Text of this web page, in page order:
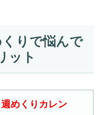
くりで悩んで
ット
週めくりカレン